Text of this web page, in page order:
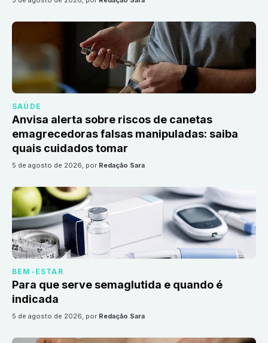
SAÚDE
Anvisa alerta sobre riscos de canetas
emagrecedoras falsas manipuladas: saiba
quais cuidados tomar
5 de agosto de 2026, por Redação Sara
BEM-ESTAR
Para que serve semaglutida e quando é
indicada
5 de agosto de 2026, por Redação Sara